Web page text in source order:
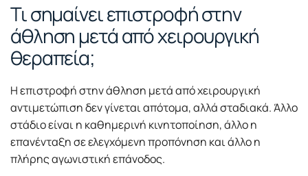
Τι σημαίνει επιστροφή στην
άθληση μετά από χειρουργική
θεραπεία;
Η επιστροφή στην άθληση μετά από χειρουργική
αντιμετώπιση δεν γίνεται απότομα, αλλά σταδιακά. Άλλο
στάδιο είναι η καθημερινή κινητοποίηση, άλλο η
επανένταξη σε ελεγχόμενη προπόνηση και άλλο η
πλήρης αγωνιστική επάνοδος.